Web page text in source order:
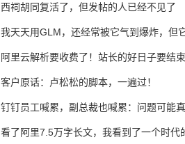
西祠胡同复活了，但发帖的人已经不见了
我天天用GLM，还经常被它气到爆炸，但
16万亿
阿里云解析要收费了！站长的好日子要结
客户原话：卢松松的脚本，一遍过！
钉钉员工喊累，副总裁也喊累：问题可能
了
看了阿里7.5万字长文，我看到了一个时代